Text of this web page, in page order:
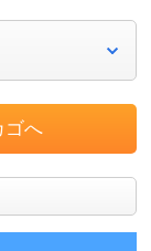
ゴへ